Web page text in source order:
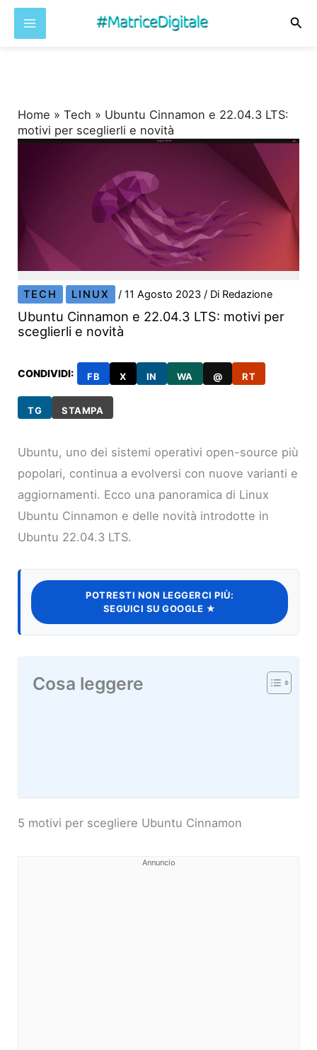
Home »Tech » Ubuntu Cinnamon e 22.04.3 LTS:
motivi per sceglierli e novità
TECH LINUX /11 Agosto 2023/ Di Redazione
Ubuntu Cinnamon e 22.04.3 LTS: motivi per
sceglierli e novità
CONDIVIDI: FB X IN WA @ RT
TG STAMPA
Ubuntu, uno dei sistemi operativi open-source più
popolari, continua a evolversi con nuove varianti e
aggiornamenti. Ecco una panoramica di Linux
Ubuntu Cinnamon e delle novità introdotte in
Ubuntu 22.04.3 LTS.
POTRESTI NON LEGGERCI PIÙ:
SEGUICI SU GOOGLE ★
Cosa leggere
5 motivi per scegliere Ubuntu Cinnamon
Annuncio